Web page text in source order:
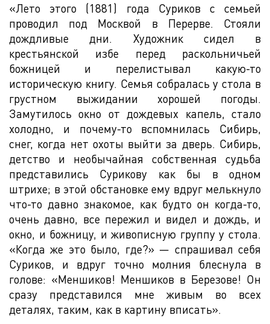
«Лето этого (1881) года Суриков с семьей
проводил под Москвой в Перерве. Стояли
дождливые дни. Художник сидел в
крестьянской избе перед раскольничьей
божницей и перелистывал какую-то
историческую книгу. Семья собралась у стола в
грустном выжидании хорошей погоды.
Замутилось окно от дождевых капель, стало
холодно, и почему-то вспомнилась Сибирь,
снег, когда нет охоты выйти за дверь. Сибирь,
детство и необычайная собственная судьба
представились Сурикову как бы в одном
штрихе; в этой обстановке ему вдруг мелькнуло
что-то давно знакомое, как будто он когда-то,
очень давно, все пережил и видел и дождь, и
окно, и божницу, и живописную группу у стола.
«Когда же это было, где?» — спрашивал себя
Суриков, и вдруг точно молния блеснула в
голове: «Меншиков! Меншиков в Березове! Он
сразу представился мне живым во всех
деталях, таким, как в картину вписать».